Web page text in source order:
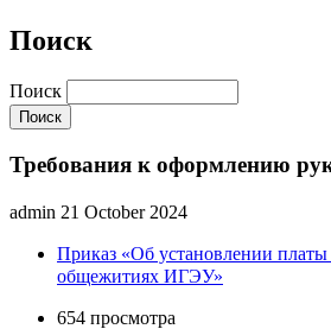
Поиск
Поиск
Требования к оформлению
admin 21 October 2024
Приказ «Об установлении
общежитиях ИГЭУ»
654 просмотра